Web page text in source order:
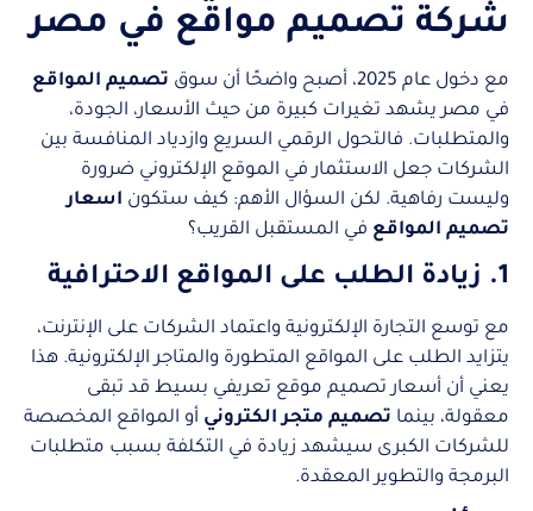
شركة تصميم مواقع في مصر
مع دخول عام 2025، أصبح واضحًا أن سوق
تصميم المواقع
في مصر يشهد تغيرات كبيرة من حيث الأسعار، الجودة،
والمتطلبات. فالتحول الرقمي السريع وازدياد المنافسة بين
الشركات جعل الاستثمار في الموقع الإلكتروني ضرورة
وليست رفاهية. لكن السؤال الأهم: كيف ستكون اسعار
تصميم المواقع في المستقبل القريب؟
1. زيادة الطلب على المواقع الاحترافية
مع توسع التجارة الإلكترونية واعتماد الشركات على الإنترنت،
يتزايد الطلب على المواقع المتطورة والمتاجر الإلكترونية. هذا
يعني أن أسعار تصميم موقع تعريفي بسيط قد تبقى
معقولة، بينما تصميم متجر الكتروني أو المواقع المخصصة
للشركات الكبرى سيشهد زيادة في التكلفة بسبب متطلبات
البرمجة والتطوير المعقدة.